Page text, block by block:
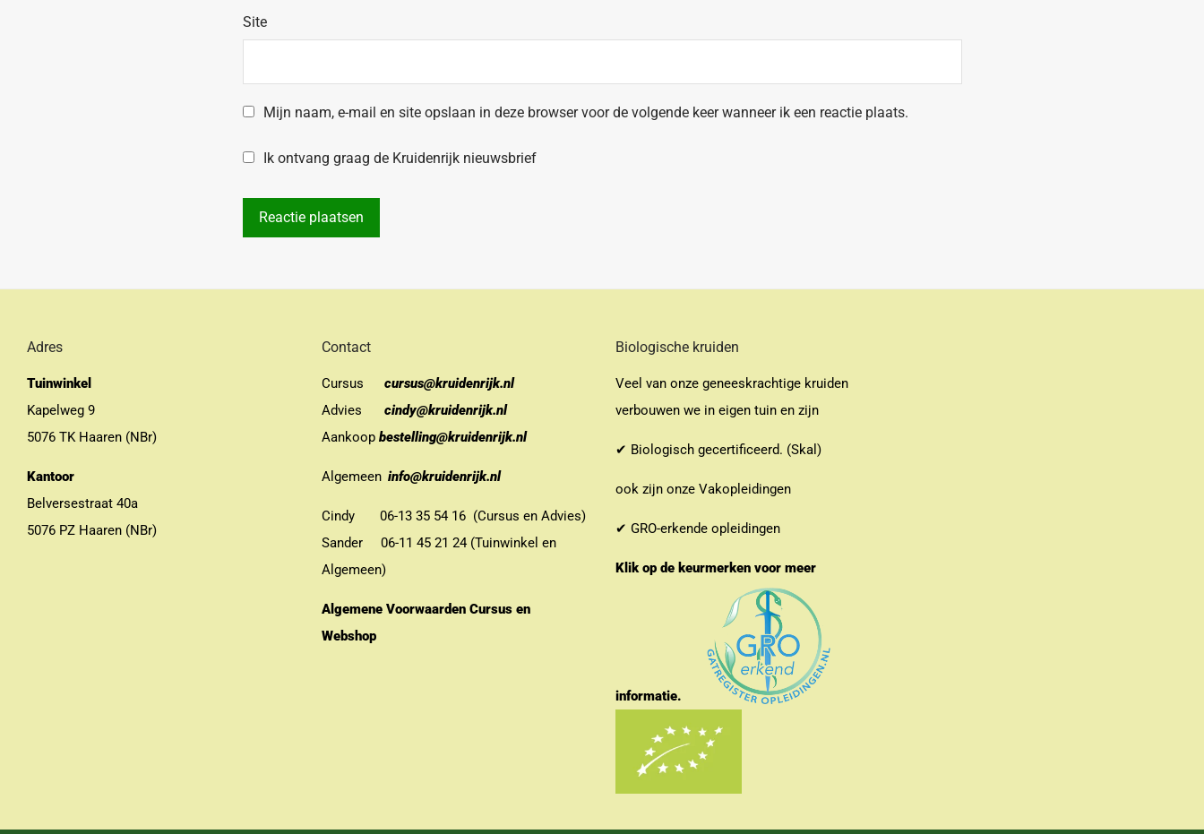
Site
Mijn naam, e-mail en site opslaan in deze browser voor de volgende keer wanneer ik een reactie plaats.
Ik ontvang graag de Kruidenrijk nieuwsbrief
Adres
Tuinwinkel
Kapelweg 9
5076 TK Haaren (NBr)
Kantoor
Belversestraat 40a
5076 PZ Haaren (NBr)
Contact
Cursus
cursus@kruidenrijk.nl
Advies
cindy@kruidenrijk.nl
Aankoop bestelling@kruidenrijk.nl
Algemeen info@kruidenrijk.nl
Cindy 06-13 35 54 16 (Cursus en Advies)
Sander 06-11 45 21 24 (Tuinwinkel en
Algemeen)
Algemene Voorwaarden Cursus en
Webshop
Biologische kruiden
Veel van onze geneeskrachtige kruiden
verbouwen we in eigen tuin en zijn
✔ Biologisch gecertificeerd. (Skal)
ook zijn onze Vakopleidingen
✔ GRO-erkende opleidingen
Klik op de keurmerken voor meer
informatie.